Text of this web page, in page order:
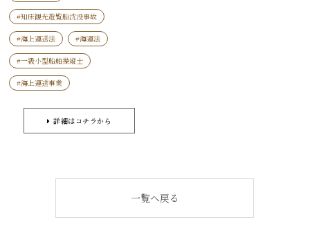
#知床観光遊覧船沈没事故
#海上運送法 #海運法
#一級小型船舶操縦士
#海上運送事業
詳細はコチラから
一覧へ戻る